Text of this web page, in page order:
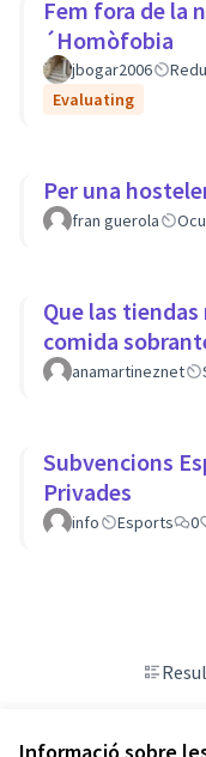
Fem fora de la
´Homòfobia
jbogar2006
Evaluating
Per una
fran guerola
Que las
comida
anamartineznet
Subvencions
Privades
info Esports 0